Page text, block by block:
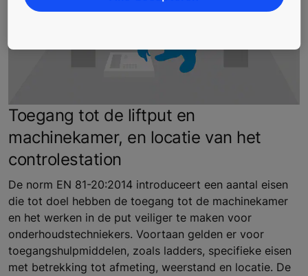
Toegang tot de liftput en
machinekamer, en locatie van het
controlestation
De norm EN 81-20:2014 introduceert een aantal eisen
die tot doel hebben de toegang tot de machinekamer
en het werken in de put veiliger te maken voor
onderhoudstechniekers. Voortaan gelden er voor
toegangshulpmiddelen, zoals ladders, specifieke eisen
met betrekking tot afmeting, weerstand en locatie. De